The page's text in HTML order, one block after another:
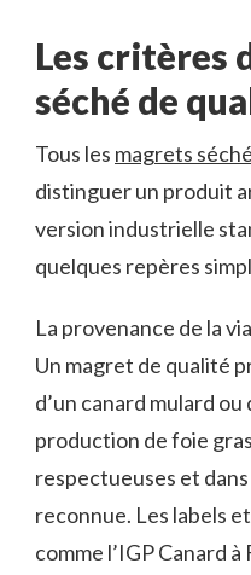
Les critères
séché de
Tous les magrets
distinguer un produit
version industrielle
quelques repères
La provenance de la
Un magret de qualité
d’un canard mulard
production de foie
respectueuses et
reconnue. Les labels
comme l’IGP Canard